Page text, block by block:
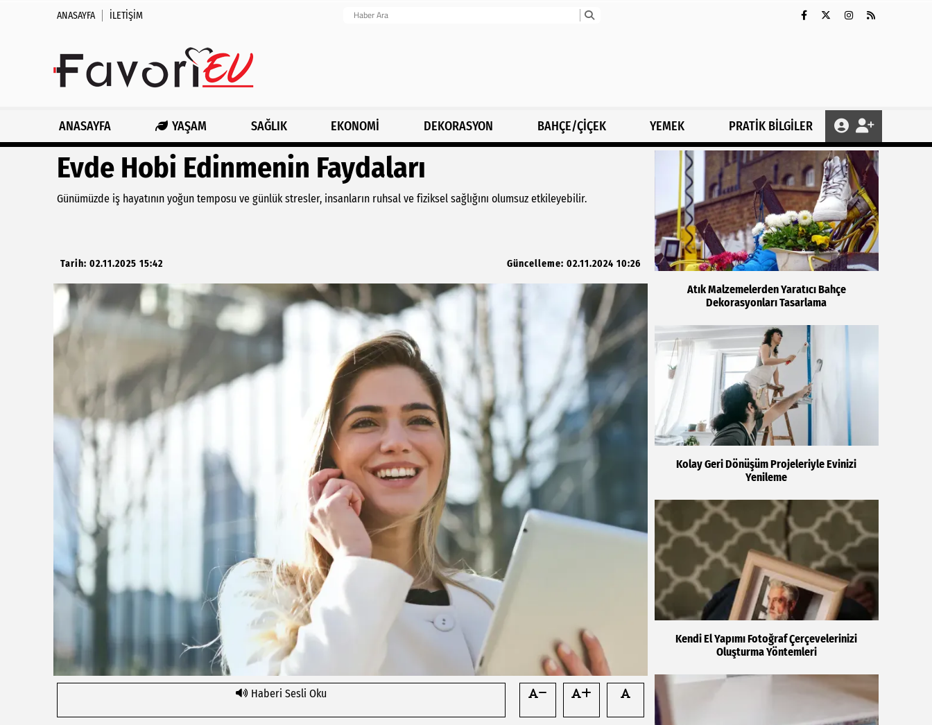
ANASAYFA İLETIŞIM
ANASAYFA YAŞAM SAĞLIK EKONOMİ DEKORASYON BAHÇE/ÇİÇEK YEMEK PRATİK BİLGİLER
Evde Hobi Edinmenin Faydaları
Günümüzde iş hayatının yoğun temposu ve günlük stresler, insanların ruhsal ve fiziksel sağlığını olumsuz etkileyebilir.
Tarih: 02.11.2025 15:42 Güncelleme: 02.11.2024 10:26
Haberi Sesli Oku
Atık Malzemelerden Yaratıcı Bahçe
Dekorasyonları Tasarlama
Kolay Geri Dönüşüm Projeleriyle Evinizi
Yenileme
Kendi El Yapımı Fotoğraf Çerçevelerinizi
Oluşturma Yöntemleri